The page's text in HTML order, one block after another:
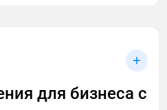
сценария
формулирует
как живые вопросы, а
и монтаж. Защита
для бизнеса с